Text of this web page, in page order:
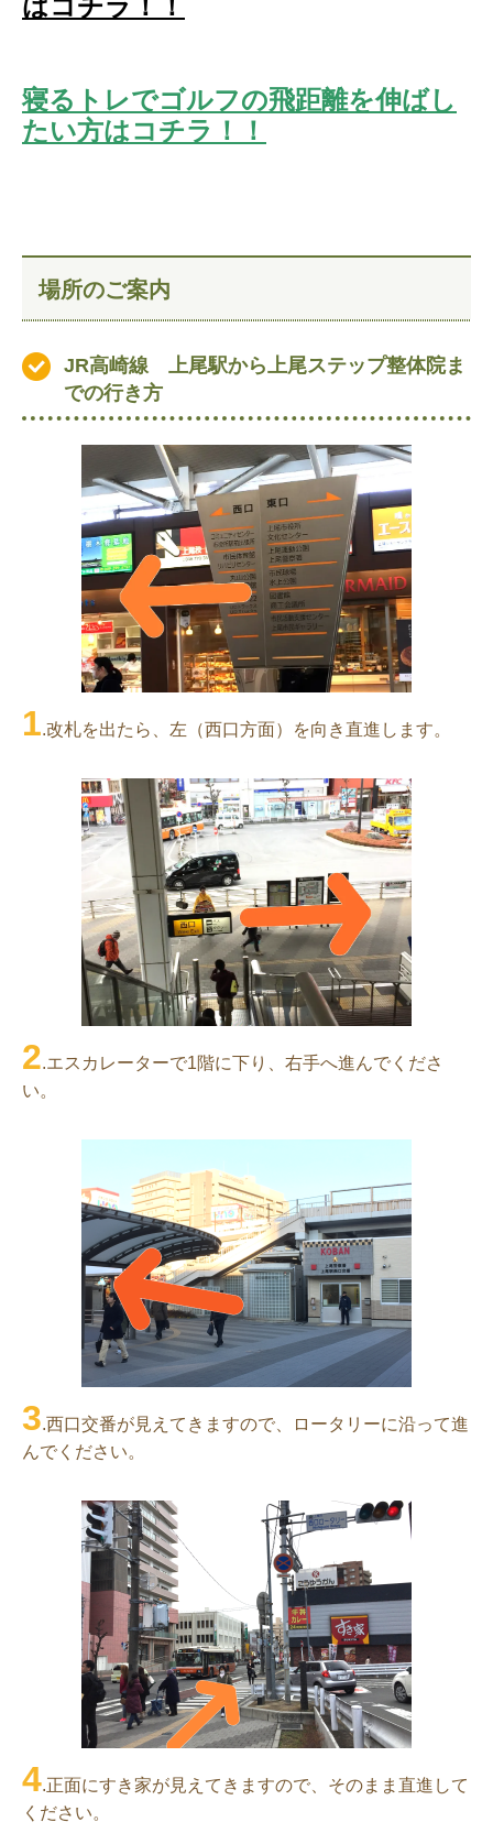
はコチラ！！
寝るトレでゴルフの飛距離を伸ばし
たい方はコチラ！！
場所のご案内
JR高崎線 上尾駅から上尾ステップ整体院ま
での行き方
1.改札を出たら、左（西口方面）を向き直進します。
2.エスカレーターで1階に下り、右手へ進んでくださ
い。
3.西口交番が見えてきますので、ロータリーに沿って進
んでください。
4.正面にすき家が見えてきますので、そのまま直進して
ください。